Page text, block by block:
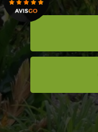
Voir le certificat